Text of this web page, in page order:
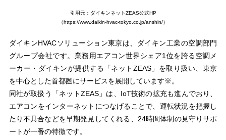
引用元：ダイキンネットZEAS公式HP
（https://www.daikin-hvac-tokyo.co.jp/anshin/）
ダイキンHVACソリューション東京は、ダイキン工業の空調部門
グループ会社です。業務用エアコン世界シェア1位を誇る空調メ
ーカー・ダイキンが提供する「ネットZEAS」を取り扱い、東京
を中心とした首都圏にサービスを展開しています※。
同社が取扱う「ネットZEAS」は、IoT技術の拡充も進んでおり、
エアコンをインターネットにつなげることで、運転状況を把握し
たり不具合などを早期発見してくれる、24時間体制の見守りサポ
ートが一番の特徴です。